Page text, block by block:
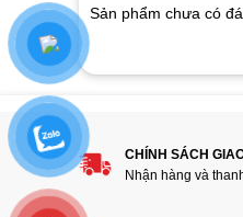
Sản phẩm chưa có
Hãy là người
1
Đánh giá của bạn
CHÍNH SÁCH
Nhận hàng và